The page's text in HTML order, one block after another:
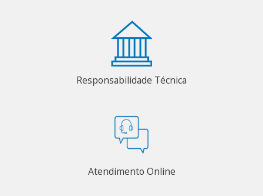
Responsabilidade Técnica
Atendimento Online